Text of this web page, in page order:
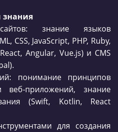
знания
знание языков
CSS, JavaScript, PHP, Ruby,
Angular, Vue.js) и CMS
понимание принципов
приложений, знание
(Swift, Kotlin, React
для создания